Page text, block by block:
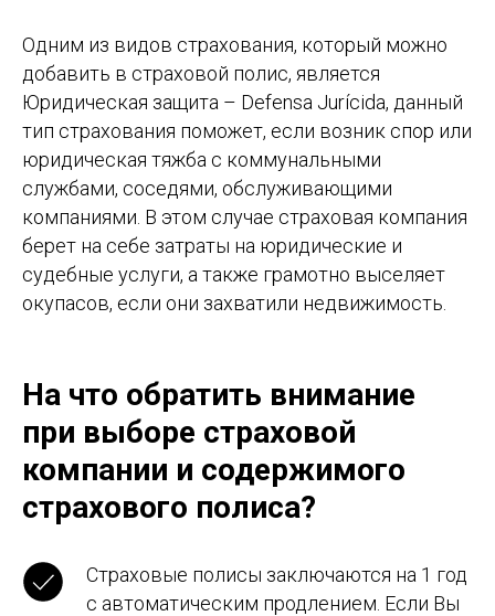
Одним из видов страхования, который можно
добавить в страховой полис, является
Юридическая защита – Defensa Jurícida, данный
тип страхования поможет, если возник спор или
юридическая тяжба с коммунальными
службами, соседями, обслуживающими
компаниями. В этом случае страховая компания
берет на себе затраты на юридические и
судебные услуги, а также грамотно выселяет
окупасов, если они захватили недвижимость.
На что обратить внимание
при выборе страховой
компании и содержимого
страхового полиса?
Страховые полисы заключаются на 1 год
с автоматическим продлением. Если Вы